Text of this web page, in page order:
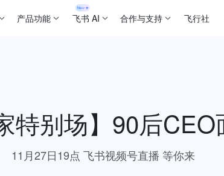
产品功能 飞书 AI 合作与支持 飞行社
特别场】90后
11月27日19点 飞书视频号直播 等你来